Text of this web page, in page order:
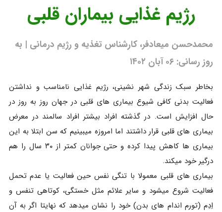
رژیم غذایی بیماران قلبی
محمدحسن میعادفر، کارشناس تغذیه و رژیم درمانی | به
روز رسانی: ۰۶ آبان ۱۴۰۲
بخاطر سبک زندگی شهر نشینی، رژیم غذایی نامناسب و نداشتن
فعالیت بدنی کافی شیوع بیماری های قلبی در جهان روز به روز در
حال افزایش است. در گذشته افراد بیشتر افراد سالمند در معرض
بیماری های قلبی قرار داشتند اما امروزه میبینیم که سن ابتلا به این
بیماری ها کاهش پیدا کرده و حتی جوانان کمتر از ۳۰ سال را هم
درگیر خود میکند.
بیماری های قلبی معمولا با تنگی نفس حین فعالیت یا عدم تحمل
فعالیت شروع میشود و سایر علائم مثل خستگی، کوتاهی تنفس و
اِدِم (تورم اندام های بدن) خود را نشان میدهد که نهایتا اگر به آن